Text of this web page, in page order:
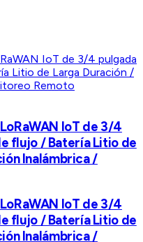
IoT de 3/4
flujo / Batería Litio de
Inalámbrica /
IoT de 3/4
flujo / Batería Litio de
Inalámbrica /